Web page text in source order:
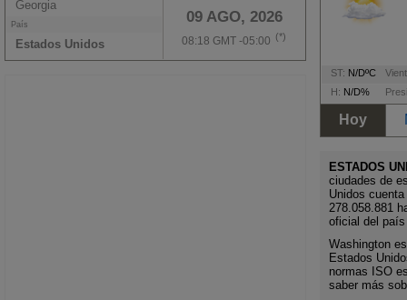
09 AGO, 2026
08:18 GMT -05:00 (*)
Georgia
País
Estados Unidos
ST: N/DºC
H: N/D%
Hoy
ESTADOS
ciudades de
Unidos
278.058.881
oficial del
Washington
Estados
normas ISO
saber más